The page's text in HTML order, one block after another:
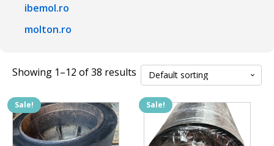
ibemol.ro
molton.ro
Showing 1–12 of 38 results
Sale! Sale!